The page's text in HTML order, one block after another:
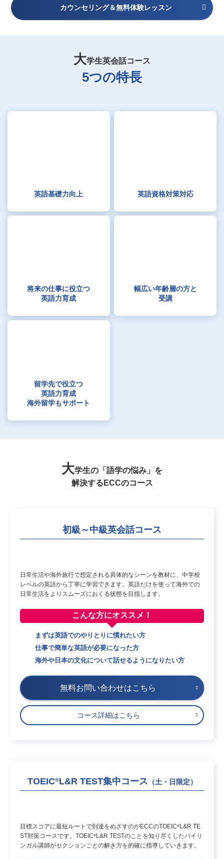
カウンセリング＆無料体験レッスン
大学生英会話コース
5つの特長
英語基礎力向上 英語資格対策対応
将来の仕事に役立つ
英語力育成
幅広い年齢層の方と
受講
留学先で役立つ
英語力育成
海外留学もサポート
大学生の「語学の悩み」を
解決するECCのコース
初級～中級英会話コース
日常生活や海外旅行で想定される具体的なシーンを教材に、中学校
レベルの英語から丁寧に学習できます。英語だけを使って海外での
日常生活をよりスムーズにおくる状態を目指します。
こんな方にオススメ！
まずは英語でのやりとりに慣れたい方
仕事で簡単な英語が必要になった方
海外や日本の文化について話せるようになりたい方
無料お問い合わせはこちら
コース詳細はこちら
TOEIC®L&R TEST集中コース （土・日限定）
目標スコアに最短ルートで到達をめざすのがECCのTOEIC® L&R TE
ST対策コースです。TOEIC® L&R TESTのことを知り尽くしたバイリ
ンガル講師がセクションごとの解き方を的確に指導していきます。